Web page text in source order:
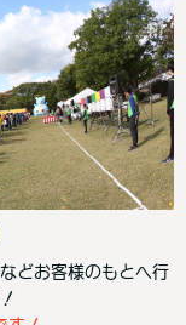
どお客様のもとへ行